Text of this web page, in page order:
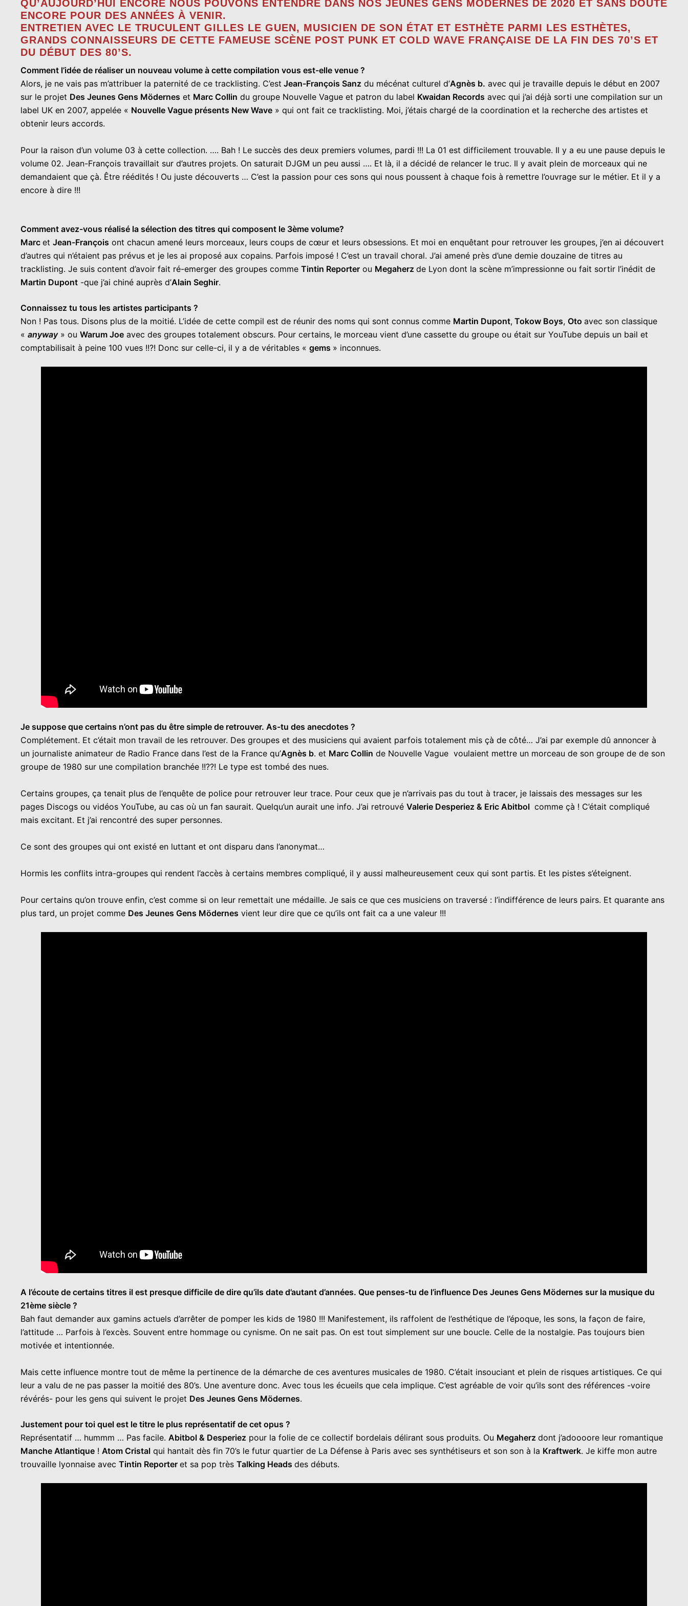
QU’AUJOURD’HUI ENCORE NOUS POUVONS ENTENDRE DANS NOS JEUNES GENS MODERNES DE 2020 ET SANS DOUTE
ENCORE POUR DES ANNÉES À VENIR.
ENTRETIEN AVEC LE TRUCULENT GILLES LE GUEN, MUSICIEN DE SON ÉTAT ET ESTHÈTE PARMI LES ESTHÈTES,
GRANDS CONNAISSEURS DE CETTE FAMEUSE SCÈNE POST PUNK ET COLD WAVE FRANÇAISE DE LA FIN DES 70’S ET
DU DÉBUT DES 80’S.
Comment l’idée de réaliser un nouveau volume à cette compilation vous est-elle venue ?
Alors, je ne vais pas m’attribuer la paternité de ce tracklisting. C’est Jean-François Sanz du mécénat culturel d’Agnès b. avec qui je travaille depuis le début en 2007
sur le projet Des Jeunes Gens Mödernes et Marc Collin du groupe Nouvelle Vague et patron du label Kwaidan Records avec qui j’ai déjà sorti une compilation sur un
label UK en 2007, appelée « Nouvelle Vague présents New Wave » qui ont fait ce tracklisting. Moi, j’étais chargé de la coordination et la recherche des artistes et
obtenir leurs accords.
Pour la raison d’un volume 03 à cette collection. …. Bah ! Le succès des deux premiers volumes, pardi !!! La 01 est difficilement trouvable. Il y a eu une pause depuis le
volume 02. Jean-François travaillait sur d’autres projets. On saturait DJGM un peu aussi …. Et là, il a décidé de relancer le truc. Il y avait plein de morceaux qui ne
demandaient que çà. Être réédités ! Ou juste découverts … C’est la passion pour ces sons qui nous poussent à chaque fois à remettre l’ouvrage sur le métier. Et il y a
encore à dire !!!
Comment avez-vous réalisé la sélection des titres qui composent le 3ème volume?
Marc et Jean-François ont chacun amené leurs morceaux, leurs coups de cœur et leurs obsessions. Et moi en enquêtant pour retrouver les groupes, j’en ai découvert
d’autres qui n’étaient pas prévus et je les ai proposé aux copains. Parfois imposé ! C’est un travail choral. J’ai amené près d’une demie douzaine de titres au
tracklisting. Je suis content d’avoir fait ré-emerger des groupes comme Tintin Reporter ou Megaherz de Lyon dont la scène m’impressionne ou fait sortir l’inédit de
Martin Dupont -que j’ai chiné auprès d’Alain Seghir.
Connaissez tu tous les artistes participants ?
Non ! Pas tous. Disons plus de la moitié. L’idée de cette compil est de réunir des noms qui sont connus comme Martin Dupont, Tokow Boys, Oto avec son classique
« anyway» ou Warum Joe avec des groupes totalement obscurs. Pour certains, le morceau vient d’une cassette du groupe ou était sur YouTube depuis un bail et
comptabilisait à peine 100 vues !!?! Donc sur celle-ci, il y a de véritables « gems » inconnues.
Je suppose que certains n’ont pas du être simple de retrouver. As-tu des anecdotes ?
Complétement. Et c’était mon travail de les retrouver. Des groupes et des musiciens qui avaient parfois totalement mis çà de côté… J’ai par exemple dû annoncer à
un journaliste animateur de Radio France dans l’est de la France qu’Agnès b. et Marc Collin de Nouvelle Vague voulaient mettre un morceau de son groupe de de son
groupe de 1980 sur une compilation branchée !!??! Le type est tombé des nues.
Certains groupes, ça tenait plus de l’enquête de police pour retrouver leur trace. Pour ceux que je n’arrivais pas du tout à tracer, je laissais des messages sur les
pages Discogs ou vidéos YouTube, au cas où un fan saurait. Quelqu’un aurait une info. J’ai retrouvé Valerie Desperiez & Eric Abitbol comme çà ! C’était compliqué
mais excitant. Et j’ai rencontré des super personnes.
Ce sont des groupes qui ont existé en luttant et ont disparu dans l’anonymat…
Hormis les conflits intra-groupes qui rendent l’accès à certains membres compliqué, il y aussi malheureusement ceux qui sont partis. Et les pistes s’éteignent.
Pour certains qu’on trouve enfin, c’est comme si on leur remettait une médaille. Je sais ce que ces musiciens on traversé : l’indifférence de leurs pairs. Et quarante ans
plus tard, un projet comme Des Jeunes Gens Mödernes vient leur dire que ce qu’ils ont fait ca a une valeur !!!
A l’écoute de certains titres il est presque difficile de dire qu’ils date d’autant d’années. Que penses-tu de l’influence Des Jeunes Gens Mödernes sur la musique du
21ème siècle ?
Bah faut demander aux gamins actuels d’arrêter de pomper les kids de 1980 !!! Manifestement, ils raffolent de l’esthétique de l’époque, les sons, la façon de faire,
l’attitude … Parfois à l’excès. Souvent entre hommage ou cynisme. On ne sait pas. On est tout simplement sur une boucle. Celle de la nostalgie. Pas toujours bien
motivée et intentionnée.
Mais cette influence montre tout de même la pertinence de la démarche de ces aventures musicales de 1980. C’était insouciant et plein de risques artistiques. Ce qui
leur a valu de ne pas passer la moitié des 80’s. Une aventure donc. Avec tous les écueils que cela implique. C’est agréable de voir qu’ils sont des références -voire
révérés- pour les gens qui suivent le projet Des Jeunes Gens Mödernes.
Justement pour toi quel est le titre le plus représentatif de cet opus ?
Représentatif … hummm … Pas facile. Abitbol & Desperiez pour la folie de ce collectif bordelais délirant sous produits. Ou Megaherz dont j’adoooore leur romantique
Manche Atlantique ! Atom Cristal qui hantait dès fin 70’s le futur quartier de La Défense à Paris avec ses synthétiseurs et son son à la Kraftwerk. Je kiffe mon autre
trouvaille lyonnaise avec Tintin Reporter et sa pop très Talking Heads des débuts.